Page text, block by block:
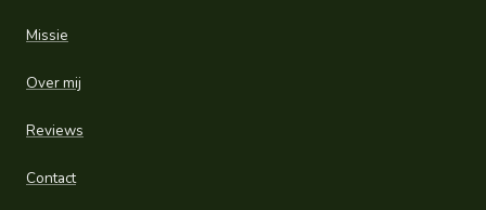
Missie
Over mij
Reviews
Contact